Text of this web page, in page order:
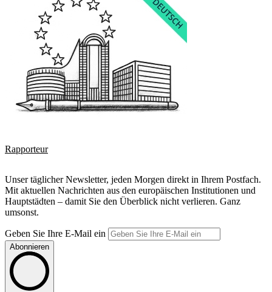
Rapporteur
Unser täglicher Newsletter, jeden Morgen direkt in Ihrem Postfach.
Mit aktuellen Nachrichten aus den europäischen Institutionen und
Hauptstädten – damit Sie den Überblick nicht verlieren. Ganz
umsonst.
Geben Sie Ihre E-Mail ein
Abonnieren